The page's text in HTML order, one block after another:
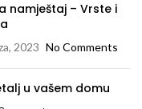
namještaj – Vrste i
2023 No Comments
u vašem domu